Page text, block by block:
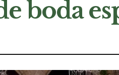
boda